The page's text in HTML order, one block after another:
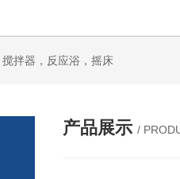
器，反应浴，摇床
产品展示 /